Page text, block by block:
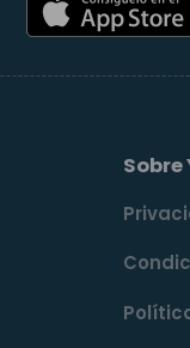
Sobre